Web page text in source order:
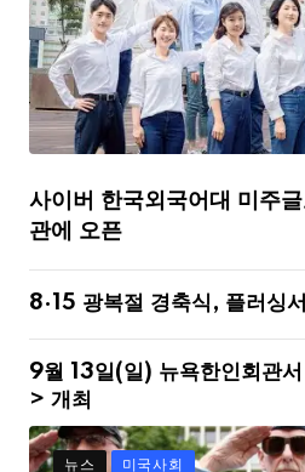
사이버 한국외국어대 미주
관에 오픈
8·15 광복절 경축식, 플러싱
9월 13일(일) 뉴욕한인회관
> 개최
뉴스 미국사회